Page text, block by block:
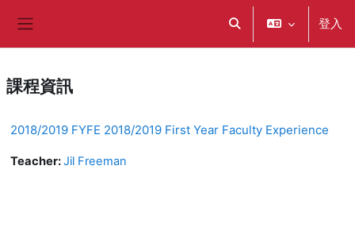
切換搜尋輸入框 登入
課程資訊
2018/2019 FYFE 2018/2019 First Year Faculty Experience
Teacher:Jil Freeman